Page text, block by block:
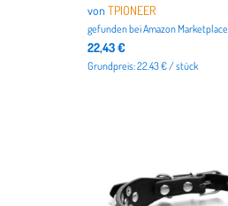
vonTPIONEER
gefunden beiAmazon Marketplace
22,43 €
Grundpreis: 22.43 € / stück